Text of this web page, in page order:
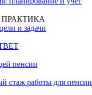
и задачи
пенсии
стаж работы для пенсии